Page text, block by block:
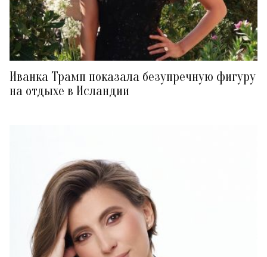
Иванка Трамп показала безупречную фигуру
на отдыхе в Исландии